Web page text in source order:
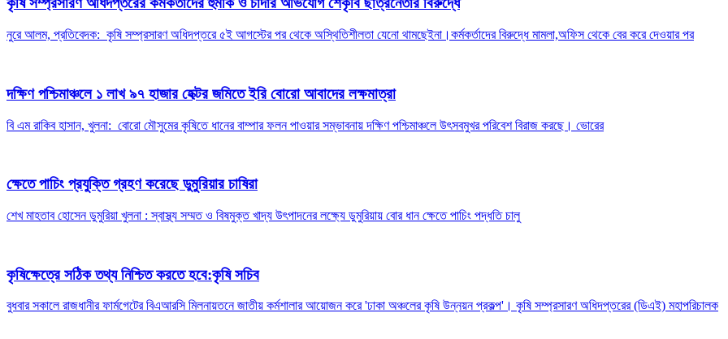
নুরে আলম, প্রতিবেদক: কৃষি সম্প্রসারণ অধিদপ্তরে ৫ই আগস্টের পর থেকে অস্থিতিশীলতা যেনো থামছেইনা।কর্মকর্তাদের বিরুদ্ধে মামলা,অফিস থেকে বের করে দেওয়ার পর
দক্ষিণ পশ্চিমাঞ্চলে ১ লাখ ৯৭ হাজার হেক্টর জমিতে ইরি বোরো আবাদের লক্ষমাত্রা
বি এম রাকিব হাসান, খুলনা: বোরো মৌসুমের কৃষিতে ধানের বাম্পার ফলন পাওয়ার সম্ভাবনায় দক্ষিণ পশ্চিমাঞ্চলে উৎসবমুখর পরিবেশ বিরাজ করছে। ভোরের
ক্ষেতে পাচিং প্রযুক্তি গ্রহণ করেছে ডুমুরিয়ার চাষিরা
শেখ মাহতাব হোসেন ডুমুরিয়া খুলনা : স্বাস্থ্য সম্মত ও বিষমুক্ত খাদ্য উৎপাদনের লক্ষ্যে ডুমুরিয়ায় বোর ধান ক্ষেতে পাচিং পদ্ধতি চালু
কৃষিক্ষেত্রে সঠিক তথ্য নিশ্চিত করতে হবে:কৃষি সচিব
বুধবার সকালে রাজধানীর ফার্মগেটের বিএআরসি মিলনায়তনে জাতীয় কর্মশালার আয়োজন করে 'ঢাকা অঞ্চলের কৃষি উন্নয়ন প্রকল্প'। কৃষি সম্প্রসারণ অধিদপ্তরের (ডিএই) মহাপরিচালক